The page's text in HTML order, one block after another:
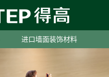
进口墙面装饰材料